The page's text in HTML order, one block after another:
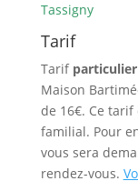
Tassigny
Tarif
Tarif particulier
Maison
de 16€. Ce
familial. Pour
vous sera
rendez-vous.